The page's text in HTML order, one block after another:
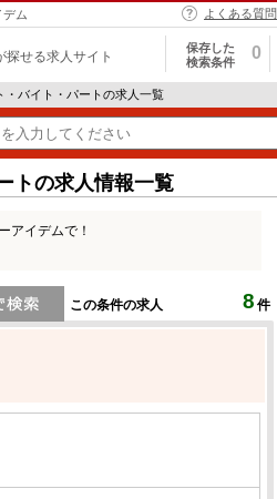
デム よくある質問
探せる求人サイト
保存した
検索条件
0
・バイト・パートの求人一覧
トの求人情報一覧
アイデムで！
この条件の求人 8 件